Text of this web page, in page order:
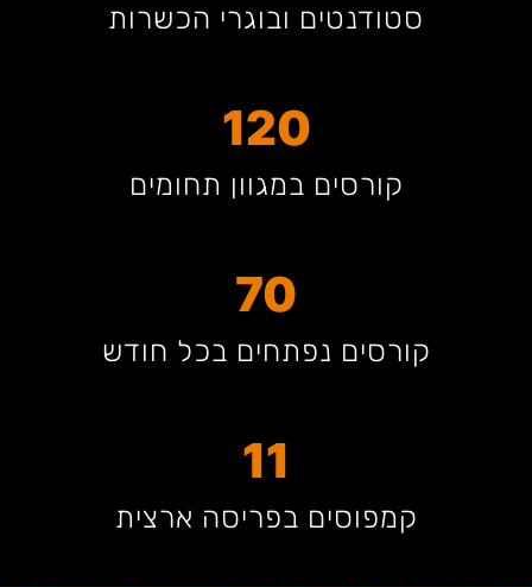
סטודנטים ובוגרי הכשרות
120
קורסים במגוון תחומים
70
קורסים נפתחים בכל חודש
11
קמפוסים בפריסה ארצית